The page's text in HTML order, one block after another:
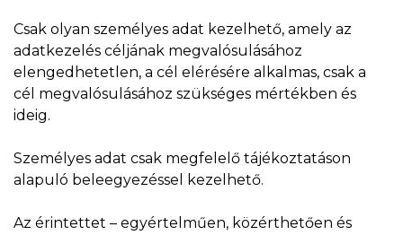
Csak olyan személyes adat kezelhető, amely az
adatkezelés céljának megvalósulásához
elengedhetetlen, a cél elérésére alkalmas, csak a
cél megvalósulásához szükséges mértékben és
ideig.
Személyes adat csak megfelelő tájékoztatáson
alapuló beleegyezéssel kezelhető.
Az érintettet – egyértelműen, közérthetően és